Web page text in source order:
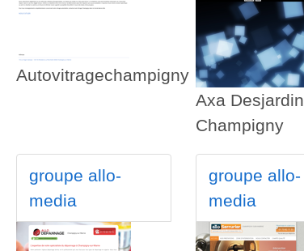
Autovitragechampigny
Axa Desjardin
Champigny
groupe allo-
media
groupe allo-
media